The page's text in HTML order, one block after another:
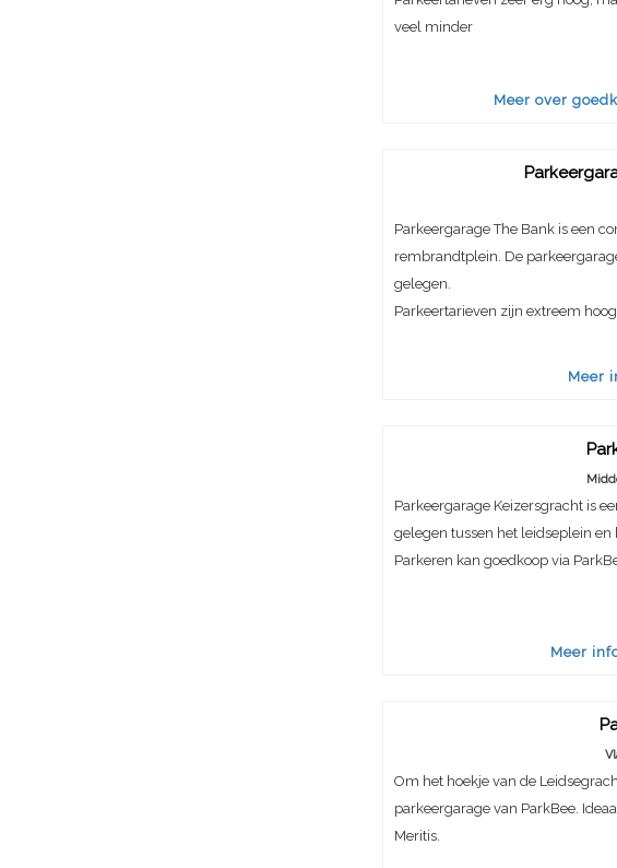
veel minder
Meer over
Parkeergarage The Bank is een
rembrandtplein. De
gelegen.
Parkeertarieven zijn extreem
Meer
Parkeergarage Keizersgracht is
gelegen tussen het leidseplein en
Parkeren kan goedkoop via
Meer
Om het hoekje van de
parkeergarage van ParkBee.
Meritis.